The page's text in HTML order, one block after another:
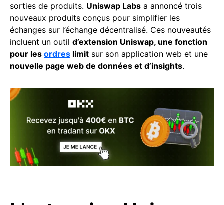
sorties de produits. Uniswap Labs a annoncé trois
nouveaux produits conçus pour simplifier les
échanges sur l’échange décentralisé. Ces nouveautés
incluent un outil d’extension Uniswap, une fonction
pour les ordres limit sur son application web et une
nouvelle page web de données et d’insights.